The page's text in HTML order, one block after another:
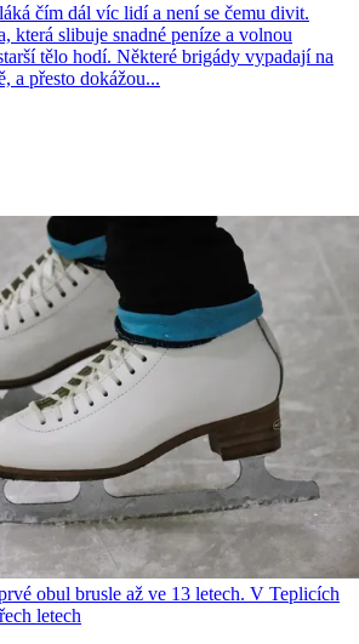
čím dál víc lidí a není se čemu divit.
která slibuje snadné peníze a volnou
tělo hodí. Některé brigády vypadají na
a přesto dokážou...
obul brusle až ve 13 letech. V Teplicích
letech